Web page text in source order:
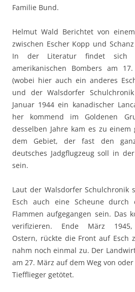
Familie Bund.
Helmut Wald Berichtet von
zwischen Escher Kopp und
In der Literatur findet sich
amerikanischen Bombers am
(wobei hier auch ein anderes
und der Walsdorfer
Januar 1944 ein kanadischer
her kommend im Goldenen
desselben Jahre kam es zu
dem Gebiet, der fast den
deutsches Jadgflugzeug soll in
sein.
Laut der Walsdorfer Schulchronik
Esch auch eine Scheune durch
Flammen aufgegangen sein. Das
verifizieren. Ende März
Ostern, rückte die Front auf Esch
nahm noch einmal zu. Der
am 27. März auf dem Weg von
Tiefflieger getötet.